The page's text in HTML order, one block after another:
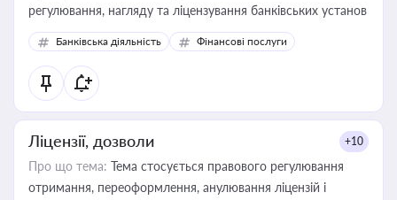
регулювання, нагляду та ліцензування банківських установ
Банківська діяльність Фінансові послуги
Ліцензії, дозволи +10
Про що тема: Тема стосується правового регулювання
отримання, переоформлення, анулювання ліцензій і